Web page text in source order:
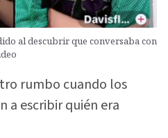
al descubrir que conversaba con
rumbo cuando los
a escribir quién era